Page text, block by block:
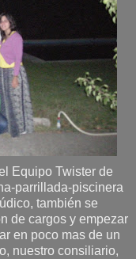
Equipo Twister de
parrillada-piscinera
también se
de cargos y empezar
en poco mas de un
nuestro consiliario,